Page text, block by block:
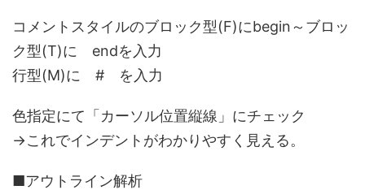
コメントスタイルのブロック型(F)にbegin～ブロッ
ク型(T)に endを入力
行型(M)に # を入力
色指定にて「カーソル位置縦線」にチェック
→これでインデントがわかりやすく見える。
■アウトライン解析